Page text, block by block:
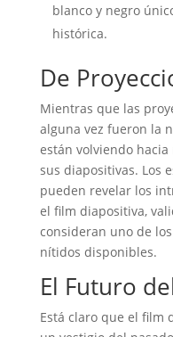
blanco y negro
histórica.
De
Mientras que las
alguna vez fueron la
están volviendo
sus diapositivas. Los
pueden revelar los
el film diapositiva,
consideran uno de
nítidos disponibles.
El Futuro
Está claro que el film